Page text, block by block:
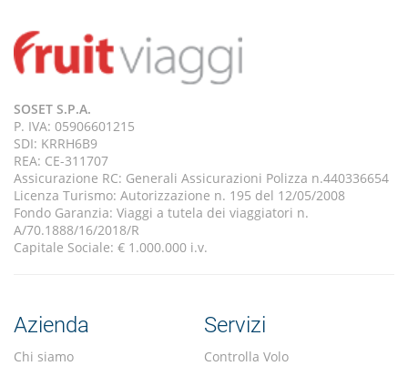
SOSET S.P.A.
P. IVA: 05906601215
SDI: KRRH6B9
REA: CE-311707
Assicurazione RC: Generali Assicurazioni Polizza n.440336654
Licenza Turismo: Autorizzazione n. 195 del 12/05/2008
Fondo Garanzia: Viaggi a tutela dei viaggiatori n.
A/70.1888/16/2018/R
Capitale Sociale: € 1.000.000 i.v.
Azienda
Chi siamo
Servizi
Controlla Volo